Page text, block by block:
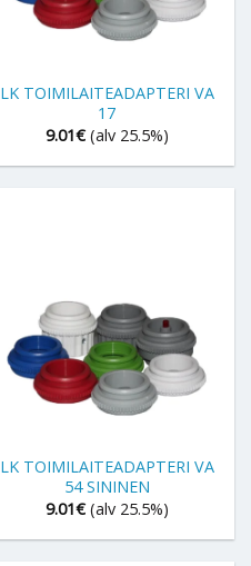
LK TOIMILAITEADAPTERI VA
17
9.01€ (alv 25.5%)
LK TOIMILAITEADAPTERI VA
54 SININEN
9.01€ (alv 25.5%)